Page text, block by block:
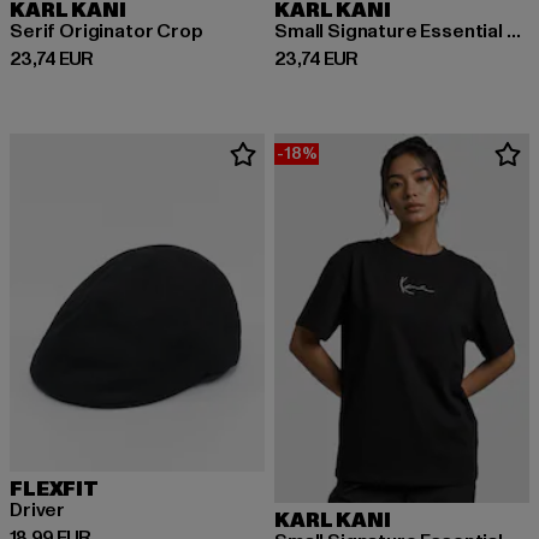
KARL KANI
Serif Originator Crop
23,74 EUR
Derzeitiger Preis: 23,74 EUR
KARL KANI
Small Signature Essential Pinstripe OS
23,74 EUR
Derzeitiger Preis: 23,74 EUR
FLEXFIT
Driver
-18%
KARL KANI